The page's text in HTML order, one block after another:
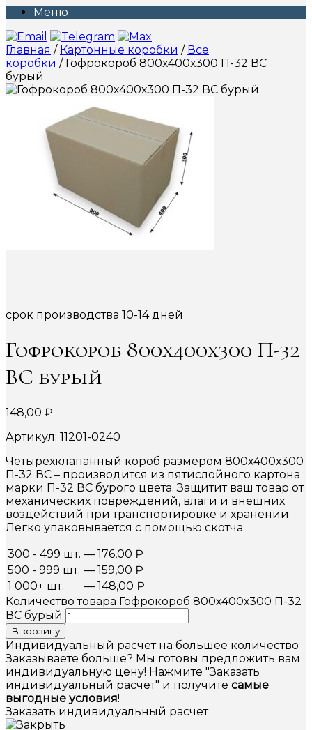
Меню
Главная / Картонные коробки / Все
коробки / Гофрокороб 800х400х300 П-32 ВС
бурый
срок производства 10-14 дней
Гофрокороб 800х400х300 П-32
ВС бурый
148,00 ₽
Артикул: 11201-0240
Четырехклапанный короб размером 800х400х300
П-32 ВС – производится из пятислойного картона
марки П-32 ВС бурого цвета. Защитит ваш товар от
механических повреждений, влаги и внешних
воздействий при транспортировке и хранении.
Легко упаковывается с помощью скотча.
300 - 499 шт. — 176,00 ₽
500 - 999 шт. — 159,00 ₽
1 000+ шт.
— 148,00 ₽
Количество товара Гофрокороб 800х400х300 П-32
ВС бурый
В корзину
Индивидуальный расчет на большее количество
Заказываете больше? Мы готовы предложить вам
индивидуальную цену! Нажмите "Заказать
индивидуальный расчет" и получите самые
выгодные условия!
Заказать индивидуальный расчет